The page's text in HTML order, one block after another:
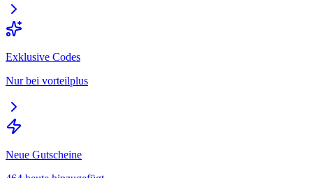
Exklusive Codes
Nur bei vorteilplus
Neue Gutscheine